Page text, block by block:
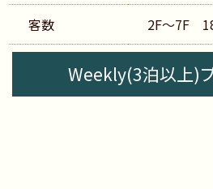
客数 2F～7F
Weekly(3泊以上)